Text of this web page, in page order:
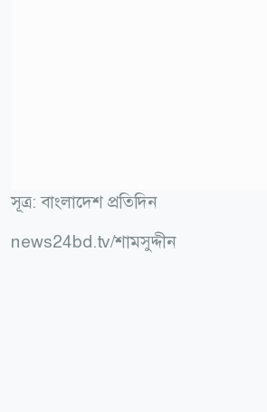
সূত্র: বাংলাদেশ প্রতিদিন
news24bd.tv/শামসুদ্দীন